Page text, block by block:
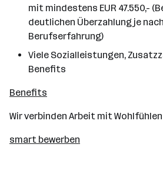
mit mindestens EUR 47.550,-
deutlichen Überzahlung je
Berufserfahrung)
Viele Sozialleistungen,
Benefits
Benefits
Wir verbinden Arbeit mit Wohlfühlen
smart bewerben